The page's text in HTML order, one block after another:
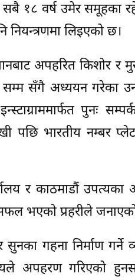
१८ वर्ष उमेर समूहका
नियन्त्रणमा लिइएको छ।
अपहरित किशोर
सँगै अध्ययन गरेका
पुनः
पछि भारतीय नम्बर
र काठमाडौं
सफल भएको प्रहरीले
सुनका गहना निर्माण
अपहरण गरिएको